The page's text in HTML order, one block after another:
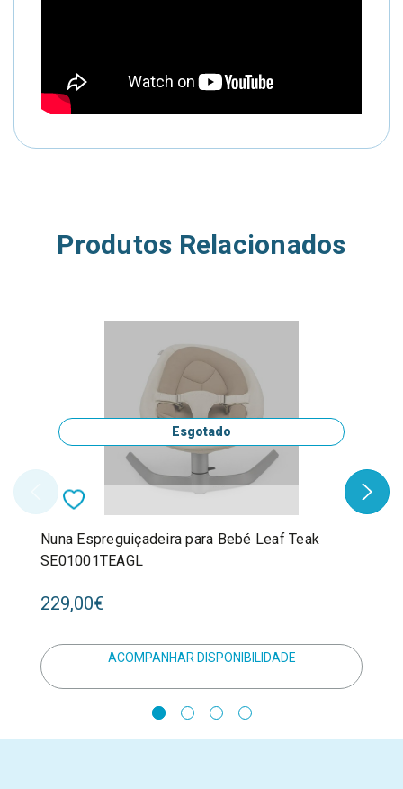
Produtos Relacionados
Esgotado
Nuna Espreguiçadeira para Bebé Leaf Teak
SE01001TEAGL
229,00€
ACOMPANHAR DISPONIBILIDADE